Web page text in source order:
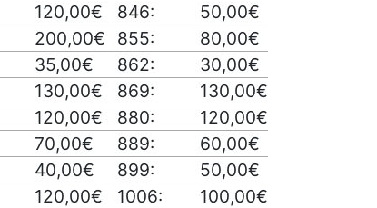
120,00€ 846:
50,00€
200,00€ 855:
80,00€
35,00€ 862:
30,00€
130,00€ 869:
130,00€
120,00€ 880:
120,00€
70,00€ 889:
60,00€
40,00€ 899:
50,00€
120,00€ 1006:
100,00€